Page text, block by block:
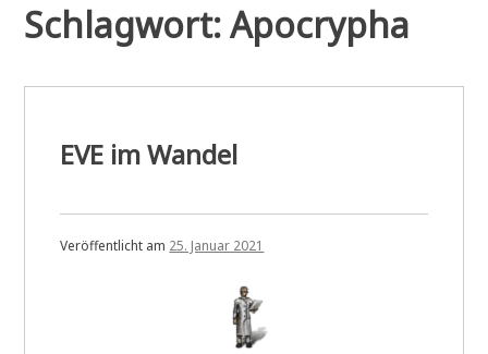
Schlagwort:Apocrypha
EVE im Wandel
Veröffentlicht am 25. Januar 2021